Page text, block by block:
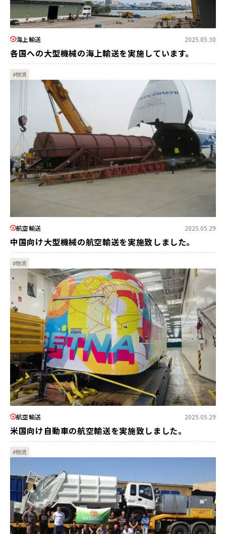
海上輸送 2025.05.30
各国への大型機械の海上輸送を実施しています。
#物流
航空輸送 2025.05.29
中国向け大型機械の航空輸送を実施致しました。
#物流
航空輸送 2025.05.29
米国向け自動車の航空輸送を実施致しました。
#物流